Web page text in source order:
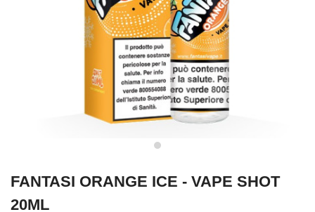
FANTASI ORANGE ICE - VAPE SHOT
20ML